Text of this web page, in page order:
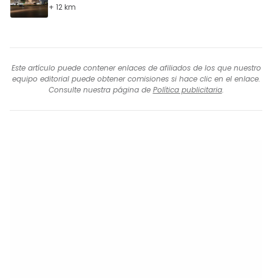
+ 12 km
Este artículo puede contener enlaces de afiliados de los que nuestro
equipo editorial puede obtener comisiones si hace clic en el enlace.
Consulte nuestra página de Política publicitaria.